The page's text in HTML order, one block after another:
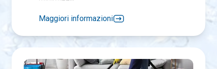
Maggiori informazioni